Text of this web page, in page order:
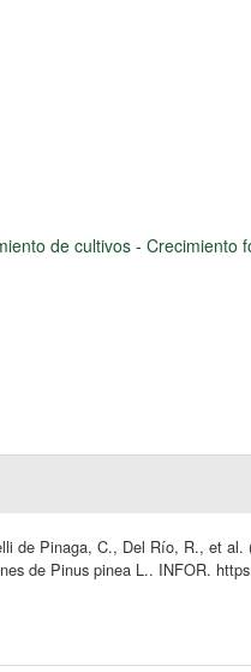
de cultivos - Crecimiento
de Pinaga, C., Del Río, R., et
de Pinus pinea L.. INFOR.